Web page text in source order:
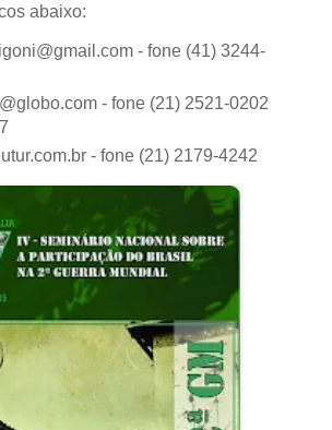
abaixo:
- fone (41) 3244-
- fone (21) 2521-0202
- fone (21) 2179-4242